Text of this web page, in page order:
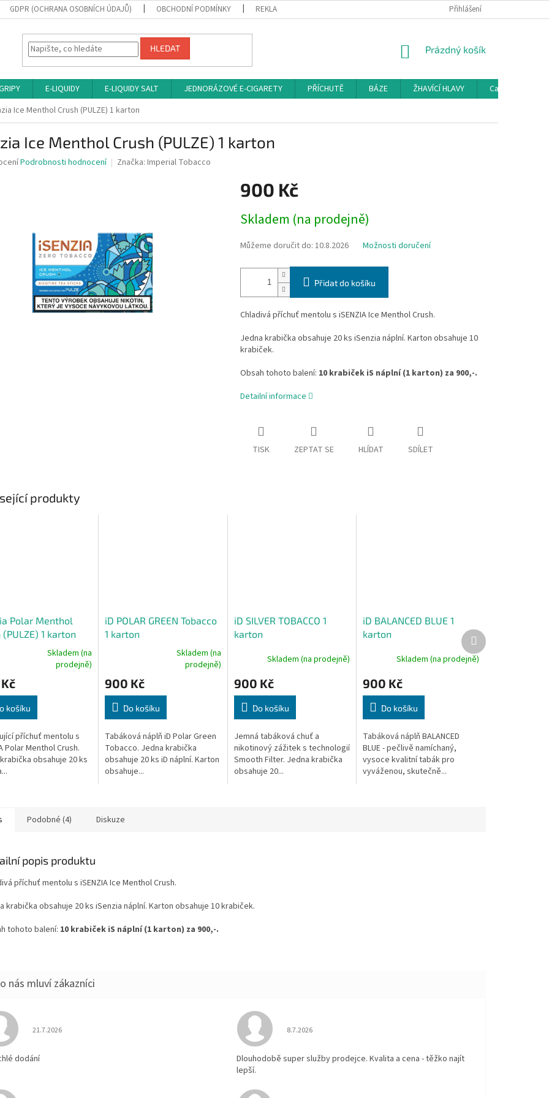
GDPR (OCHRANA OSOBNÍCH ÚDAJŮ) OBCHODNÍ PODMÍNKY REKLAMAČNÍ ŘÁD HODNOCENÍ OBCHODU
Přihlášení
HLEDAT
NÁKUPNÍ
Prázdný košík
E-LIQUIDY E-LIQUIDY SALT JEDNORÁZOVÉ E-CIGARETY PŘÍCHUTĚ BÁZE ŽHAVÍCÍ HLAVY
Cartridge a
Ice Menthol Crush (PULZE) 1 karton
Ice Menthol Crush (PULZE) 1 karton
Podrobnosti hodnocení Značka: Imperial Tobacco
900 Kč
cena:
Skladem (na prodejně)
Můžeme doručit do: 10.8.2026 Možnosti doručení
Přidat do košíku
Chladivá příchuť mentolu s iSENZIA Ice Menthol Crush.
Jedna krabička obsahuje 20 ks iSenzia náplní. Karton obsahuje 10
krabiček.
Obsah tohoto balení: 10 krabiček iS náplní (1 karton) za 900,-.
Detailní informace
TISK ZEPTAT SE HLÍDAT SDÍLET
produkty
Polar Menthol
(PULZE) 1 karton
Skladem (na
prodejně)
košíku
příchuť mentolu s
Polar Menthol Crush.
obsahuje 20 ks
iD POLAR GREEN Tobacco
1 karton
produktu
je
4,0
z
5
hvězdiček.
Skladem (na
prodejně)
900 Kč
Do košíku
Tabáková náplň iD Polar Green
Tobacco. Jedna krabička
obsahuje 20 ks iD náplní. Karton
obsahuje...
iD SILVER TOBACCO 1
karton
Skladem (na prodejně)
900 Kč
Do košíku
Jemná tabáková chuť a
nikotinový zážitek s technologií
Smooth Filter. Jedna krabička
obsahuje 20...
iD BALANCED BLUE 1
karton
Skladem (na prodejně)
900 Kč
Do košíku
Tabáková náplň BALANCED
BLUE - pečlivě namíchaný,
vysoce kvalitní tabák pro
vyváženou, skutečně...
Další
produkt
Podobné (4) Diskuze
popis produktu
příchuť mentolu s iSENZIA Ice Menthol Crush.
krabička obsahuje 20 ks iSenzia náplní. Karton obsahuje 10 krabiček.
tohoto balení: 10 krabiček iS náplní (1 karton) za 900,-.
Hodnocení obchodu je 5 z 5 hvězdiček.
21.7.2026
dodání
Hodnocení obchodu je 5 z 5 hvězdiček.
8.7.2026
Dlouhodobě super služby prodejce. Kvalita a cena - těžko najít
lepší.